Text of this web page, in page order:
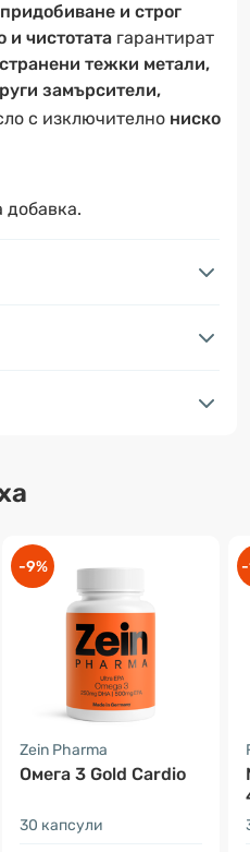
и строг
и чистотата гарантират
тежки метали,
замърсители,
с изключително ниско
добавка.
-9%
Zein Pharma
Омега 3 Gold Cardio
30 капсули
-